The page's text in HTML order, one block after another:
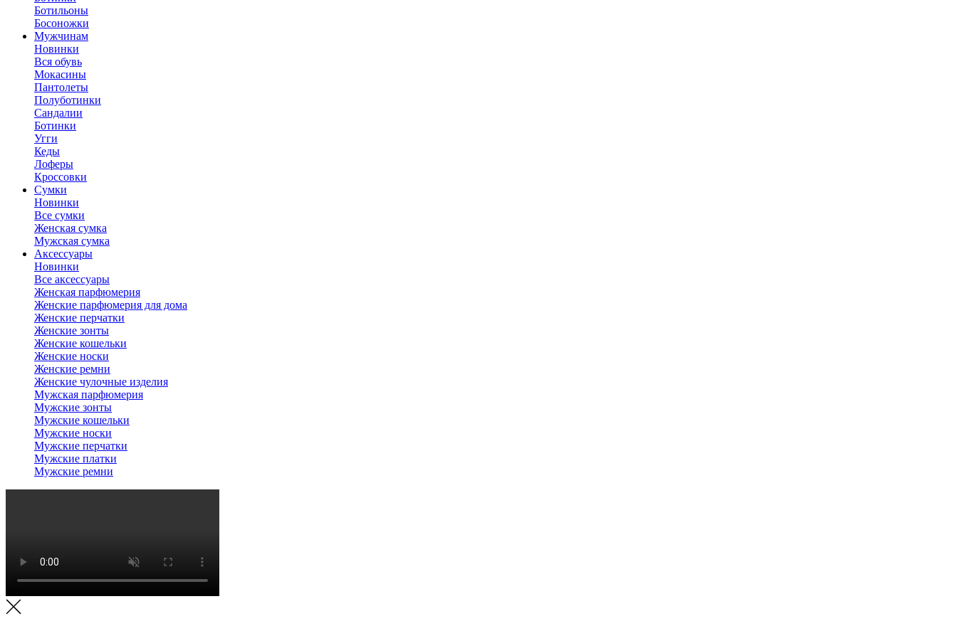
Ботильоны
Босоножки
Мужчинам
Новинки
Вся обувь
Мокасины
Пантолеты
Полуботинки
Сандалии
Ботинки
Угги
Кеды
Лоферы
Кроссовки
Сумки
Новинки
Все сумки
Женская сумка
Мужская сумка
Аксессуары
Новинки
Все аксессуары
Женская парфюмерия
Женские парфюмерия для дома
Женские перчатки
Женские зонты
Женские кошельки
Женские носки
Женские ремни
Женские чулочные изделия
Мужская парфюмерия
Мужские зонты
Мужские кошельки
Мужские носки
Мужские перчатки
Мужские платки
Мужские ремни